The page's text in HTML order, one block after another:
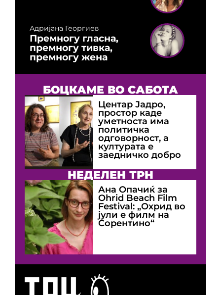
Адријана Георгиев
Премногу гласна,
премногу тивка,
премногу жена
БОЦКАМЕ ВО САБОТА
Центар Јадро,
простор каде
уметноста има
политичка
одговорност, а
културата е
заедничко добро
НЕДЕЛЕН ТРН
Ана Опачиќ за
Оhrid Beach Film
Festival: „Охрид во
јули е филм на
Сорентино“